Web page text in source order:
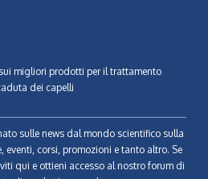
migliori prodotti per il trattamento
dei capelli
sulle news dal mondo scientifico sulla
corsi, promozioni e tanto altro. Se
qui e ottieni accesso al nostro forum di